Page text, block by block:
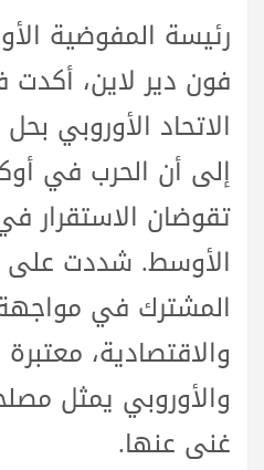
رئيسة المفوضية
فون دير لاين، أكدت
الاتحاد الأوروبي
إلى أن الحرب في
تقوضان الاستقرار
الأوسط. شددت على
المشترك في مواجهة
والاقتصادية،
والأوروبي يمثل
غنى عنها.